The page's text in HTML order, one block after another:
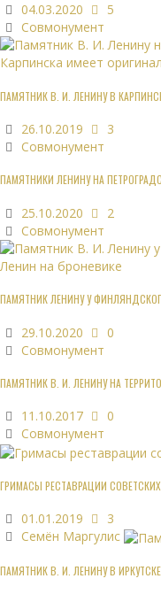
04.03.2020
5
Совмонумент
ПАМЯТНИК В. И. ЛЕНИНУ В
26.10.2019
3
Совмонумент
ПАМЯТНИКИ ЛЕНИНУ НА
25.10.2020
2
Совмонумент
ПАМЯТНИК ЛЕНИНУ У
29.10.2020
0
Совмонумент
ПАМЯТНИК В. И. ЛЕНИНУ НА
11.10.2017
0
Совмонумент
ГРИМАСЫ РЕСТАВРАЦИИ
01.01.2019
3
Семён Маргулис
ПАМЯТНИК В. И. ЛЕНИНУ В ИРКУТСКЕ